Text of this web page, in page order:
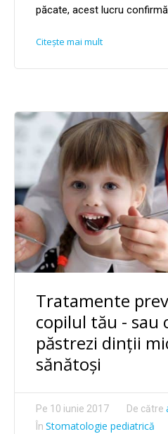
păcate, acest lucru
Citește mai mult
Tratamente
copilul tău - sau
păstrezi dinții
sănătoși
Pe 10 iunie 2017 De către
În Stomatologie pediatrică